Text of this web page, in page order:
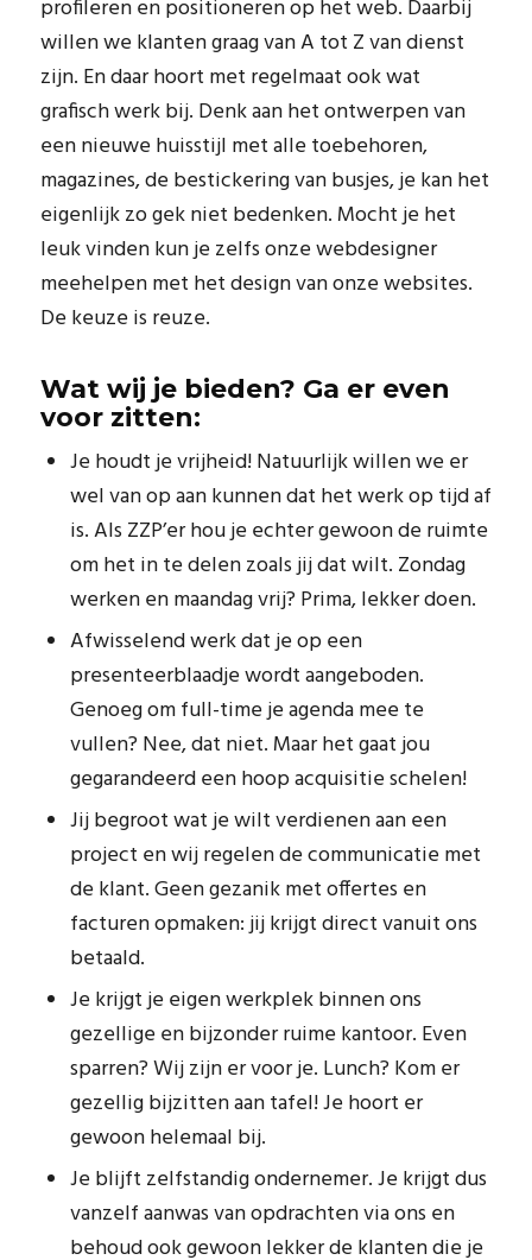
profileren en positioneren op het web. Daarbij
willen we klanten graag van A tot Z van dienst
zijn. En daar hoort met regelmaat ook wat
grafisch werk bij. Denk aan het ontwerpen van
een nieuwe huisstijl met alle toebehoren,
magazines, de bestickering van busjes, je kan het
eigenlijk zo gek niet bedenken. Mocht je het
leuk vinden kun je zelfs onze webdesigner
meehelpen met het design van onze websites.
De keuze is reuze.
Wat wij je bieden? Ga er even
voor zitten:
Je houdt je vrijheid! Natuurlijk willen we er
wel van op aan kunnen dat het werk op tijd af
is. Als ZZP’er hou je echter gewoon de ruimte
om het in te delen zoals jij dat wilt. Zondag
werken en maandag vrij? Prima, lekker doen.
Afwisselend werk dat je op een
presenteerblaadje wordt aangeboden.
Genoeg om full-time je agenda mee te
vullen? Nee, dat niet. Maar het gaat jou
gegarandeerd een hoop acquisitie schelen!
Jij begroot wat je wilt verdienen aan een
project en wij regelen de communicatie met
de klant. Geen gezanik met offertes en
facturen opmaken: jij krijgt direct vanuit ons
betaald.
Je krijgt je eigen werkplek binnen ons
gezellige en bijzonder ruime kantoor. Even
sparren? Wij zijn er voor je. Lunch? Kom er
gezellig bijzitten aan tafel! Je hoort er
gewoon helemaal bij.
Je blijft zelfstandig ondernemer. Je krijgt dus
vanzelf aanwas van opdrachten via ons en
behoud ook gewoon lekker de klanten die je